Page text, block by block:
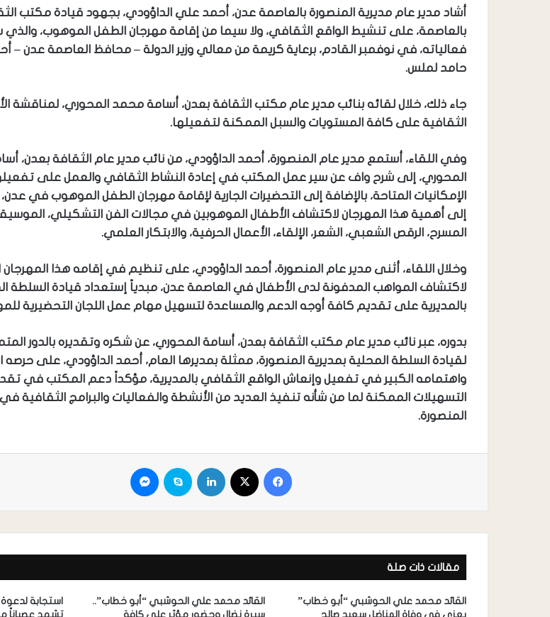
أشاد مدير عام مديرية المنصورة بالعاصمة عدن، أحمد علي الداؤودي، بجهود قيادة مكتب
بالعاصمة، على تنشيط الواقع الثقافي، ولا سيما من إقامة مهرجان الطفل الموهوب،
فعالياته، في نوفمبر القادم، برعاية كريمة من معالي وزير الدولة – محافظ العاصمة عدن –
حامد لملس.
جاء ذلك، خلال لقائه بنائب مدير عام مكتب الثقافة بعدن، أسامة محمد المحوري، لمناقشة
الثقافية على كافة المستويات والسبل الممكنة لتفعيلها.
وفي اللقاء، أستمع مدير عام المنصورة، أحمد الداؤودي، من نائب مدير عام الثقافة بعدن،
المحوري، إلى شرح واف عن سير عمل المكتب في إعادة النشاط الثقافي والعمل على
الإمكانيات المتاحة، بالإضافة إلى التحضيرات الجارية لإقامة مهرجان الطفل الموهوب في عدن،
إلى أهمية هذا المهرجان لاكتشاف الأطفال الموهوبين في مجالات الفن التشكيلي،
المسرح، الرقص الشعبي، الشعر، الإلقاء، الأعمال الحرفية، والابتكار العلمي.
وخلال اللقاء، أثنى مدير عام المنصورة، أحمد الداؤودي، على تنظيم في إقامه هذا
لاكتشاف المواهب المدفونة لدى الأطفال في العاصمة عدن، مبدياً إستعداد قيادة السلطة
بالمديرية على تقديم كافة أوجه الدعم والمساعدة لتسهيل مهام عمل اللجان التحضيرية
بدوره، عبر نائب مدير عام مكتب الثقافة بعدن، أسامة المحوري، عن شكره وتقديره بالدور
لقيادة السلطة المحلية بمديرية المنصورة، ممثلة بمديرها العام، أحمد الداؤودي، على حرصه
واهتمامه الكبير في تفعيل وإنعاش الواقع الثقافي بالمديرية، مؤكداً دعم المكتب في
التسهيلات الممكنة لما من شأنه تنفيذ العديد من الأنشطة والفعاليات والبرامج الثقافية
المنصورة.
مقالات ذات صلة
القائد محمد علي الحوشبي “أبو خطاب”
يعزي في وفاة المناضل سعيد صالح
القائد محمد علي الحوشبي “أبو خطاب”..
سيرة نضالٍ وحضورٍ مؤثر على كافة
استجابة لدعوة
تشهد عصياناً